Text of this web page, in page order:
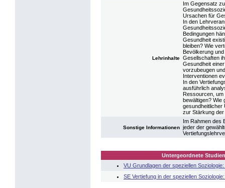
Lehrinhalte
Im Gegensatz
Ursachen für
In den
Bedingungen
Gesundheit
bleiben? Wie
Bevölkerung
Gesellschaften
Gesundheit
vorzubeugen
Interventionen
In den
ausführlich
Ressourcen, um
bewältigen? Wie
gesundheitlicher
zur Stärkung
Sonstige Informationen
Im Rahmen des
jeder der
Untergeordnete
VU Grundlagen der speziellen
SE Vertiefung in der speziellen